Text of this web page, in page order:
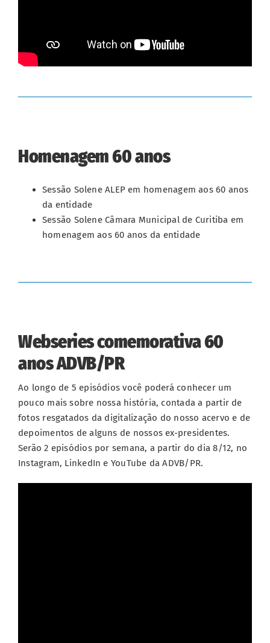
Homenagem 60 anos
Sessão Solene ALEP em homenagem aos 60 anos
da entidade
Sessão Solene Câmara Municipal de Curitiba em
homenagem aos 60 anos da entidade
Webseries comemorativa 60
anos ADVB/PR
Ao longo de 5 episódios você poderá conhecer um
pouco mais sobre nossa história, contada a partir de
fotos resgatados da digitalização do nosso acervo e de
depoimentos de alguns de nossos ex-presidentes.
Serão 2 episódios por semana, a partir do dia 8/12, no
Instagram, LinkedIn e YouTube da ADVB/PR.